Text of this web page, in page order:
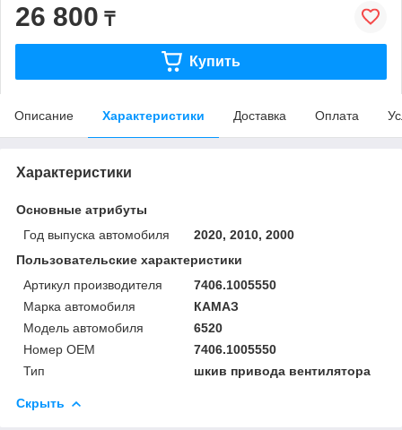
26 800 ₸
Купить
Описание Характеристики Доставка Оплата
Характеристики
Основные атрибуты
Год выпуска автомобиля
2020, 2010, 2000
Пользовательские характеристики
Артикул производителя
7406.1005550
Марка автомобиля
КАМАЗ
Модель автомобиля
6520
Номер OEM
7406.1005550
Тип
шкив привода вентилятора
Скрыть